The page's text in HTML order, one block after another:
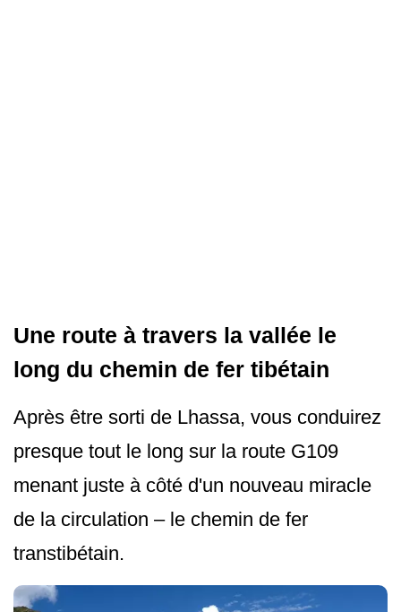
Une route à travers la vallée le
long du chemin de fer tibétain
Après être sorti de Lhassa, vous conduirez
presque tout le long sur la route G109
menant juste à côté d'un nouveau miracle
de la circulation – le chemin de fer
transtibétain.